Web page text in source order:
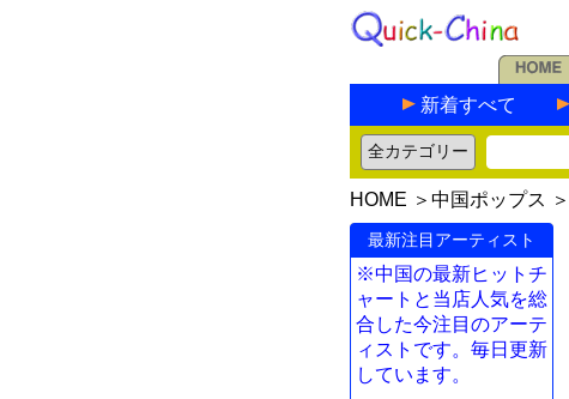
新着すべて
HOME ＞ 中国ポップス ＞
最新注目アーティスト
※中国の最新ヒットチ
ャートと当店人気を総
合した今注目のアーテ
ィストです。毎日更新
しています。